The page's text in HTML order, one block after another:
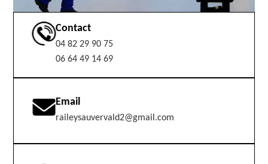
Contact
04 82 29 90 75
06 64 49 14 69
Email
raileysauvervald2@gmail.com